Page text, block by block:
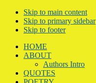
Skip to main content
Skip to primary sidebar
Skip to footer
HOME
ABOUT
Authors Intro
QUOTES